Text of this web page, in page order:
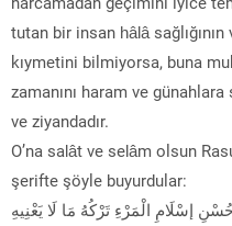
tutan bir insan hâlâ
kıymetini bilmiyorsa, buna
zamanını haram ve
ve ziyandadır.
O’na salât ve selâm olsun
şerifte şöyle buyurdular:
إسْلَامِ الْمَرْءِ تَرْكُهُ مَا لَا يَعْنِيهِ